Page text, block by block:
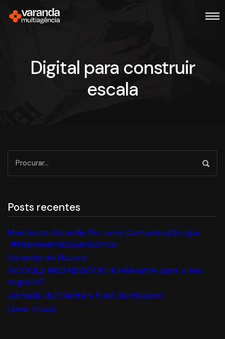
Digital para construir
escala
Posts recentes
Manifesto Varanda: Por uma Comunicação que
#RepresentaQuemSomos
Varanda de Nazaré
GOOGLE MEU NEGÓCIO é relevante para o seu
negócio?
Jornada do Cliente e Funil do Inbound
(sem título)